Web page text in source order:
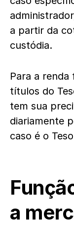
a partir da
custódia.
Para a
títulos do
tem sua
diariamente
caso é o
a